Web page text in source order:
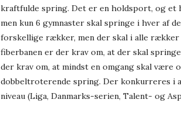
kraftfulde spring. Det er en holdsport, og et
men kun 6 gymnaster skal springe i hver af
forskellige rækker, men der skal i alle rækker
fiberbanen er der krav om, at der skal
der krav om, at mindst en omgang skal være
dobbeltroterende spring. Der konkurreres i
niveau (Liga, Danmarks-serien, Talent- og